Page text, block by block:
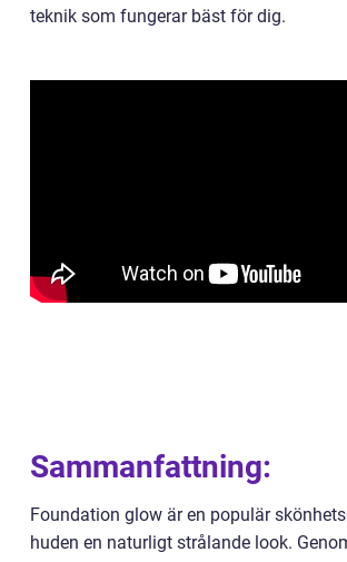
teknik som fungerar bäst för dig.
Sammanfattning:
Foundation glow är en populär
huden en naturligt strålande look.